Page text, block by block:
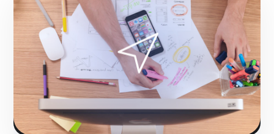
En San Juan, aumentamos el tráfico
peatonal (Foot Traffic) y las
transacciones offline con ofertas
geolocalizadas impulsivas. Redirigimos
a los conductores hacia tu sucursal o
drive-thru exactamente en el momento en